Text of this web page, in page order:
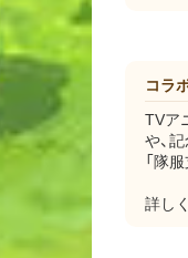
コラ
TVア
や、
「隊
詳し